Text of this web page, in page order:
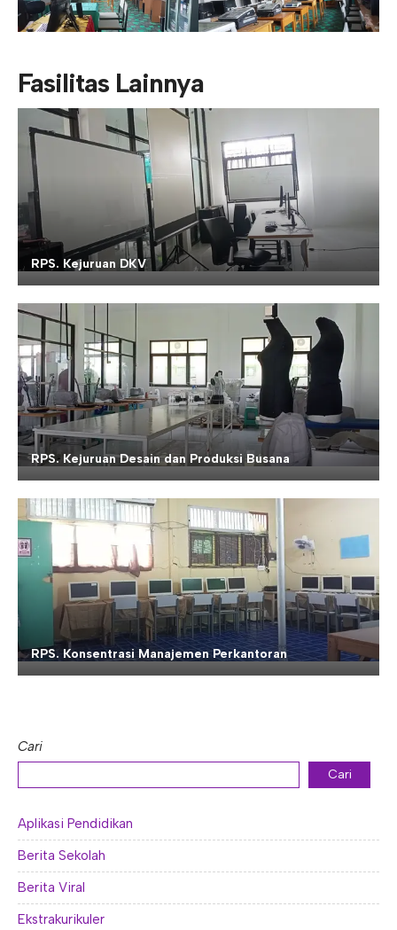
Fasilitas Lainnya
RPS. Kejuruan DKV
RPS. Kejuruan Desain dan Produksi Busana
RPS. Konsentrasi Manajemen Perkantoran
Cari
Cari
Aplikasi Pendidikan
Berita Sekolah
Berita Viral
Ekstrakurikuler